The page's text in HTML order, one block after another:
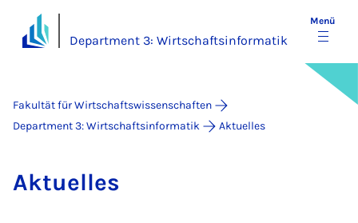
Department 3: Wirtschaftsinformatik
Menü
Fakultät für Wirtschaftswissenschaften
Department 3: Wirtschaftsinformatik
Aktuelles
Ak­tu­el­les